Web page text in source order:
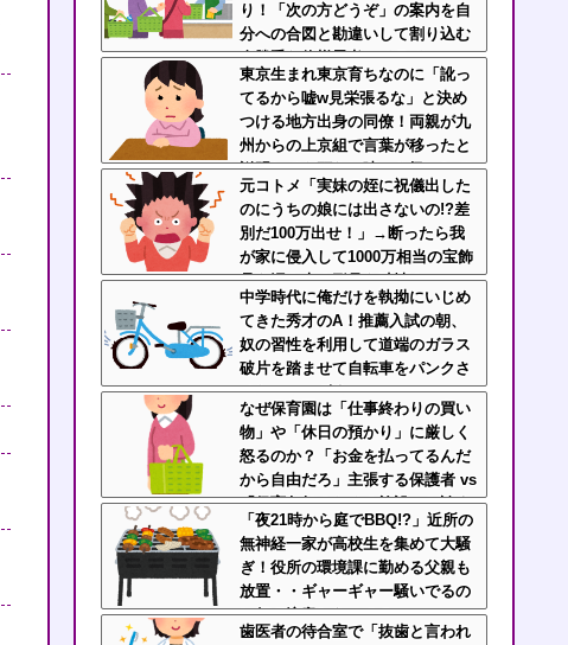
り！「次の方どうぞ」の案内を自
分への合図と勘違いして割り込む
身勝手な俺様思考にイライ
ラ・・・
東京生まれ東京育ちなのに「訛っ
てるから嘘w見栄張るな」と決め
つける地方出身の同僚！両親が九
州からの上京組で言葉が移ったと
説明しても頑なに嘘つき扱いして
くるのなんなん？
元コトメ「実妹の姪に祝儀出した
のにうちの娘には出さないの!?差
別だ100万出せ！」→断ったら我
が家に侵入して1000万相当の宝飾
品を泥＆夫の形見を破壊！
中学時代に俺だけを執拗にいじめ
てきた秀才のA！推薦入試の朝、
奴の習性を利用して道端のガラス
破片を踏ませて自転車をパンクさ
せたｗｗｗざまぁｗｗｗｗｗｗ
なぜ保育園は「仕事終わりの買い
物」や「休日の預かり」に厳しく
怒るのか？「お金を払ってるんだ
から自由だろ」主張する保護者 vs
「保育欠如のための施設」と諭す
保育士
「夜21時から庭でBBQ!?」近所の
無神経一家が高校生を集めて大騒
ぎ！役所の環境課に勤める父親も
放置・・ギャーギャー騒いでるの
に何で注意しないの？
歯医者の待合室で「抜歯と言われ